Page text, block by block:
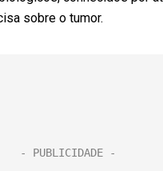
sobre o tumor.